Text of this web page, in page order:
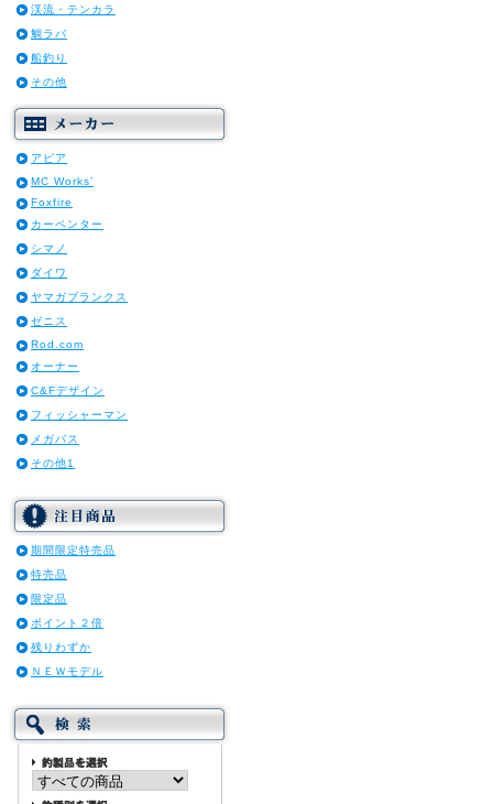
渓流・テンカラ
鯛ラバ
船釣り
その他
アピア
MC Works’
Foxfire
カーペンター
シマノ
ダイワ
ヤマガブランクス
ゼニス
Rod.com
オーナー
C&Fデザイン
フィッシャーマン
メガバス
その他1
期間限定特売品
特売品
限定品
ポイント２倍
残りわずか
ＮＥＷモデル